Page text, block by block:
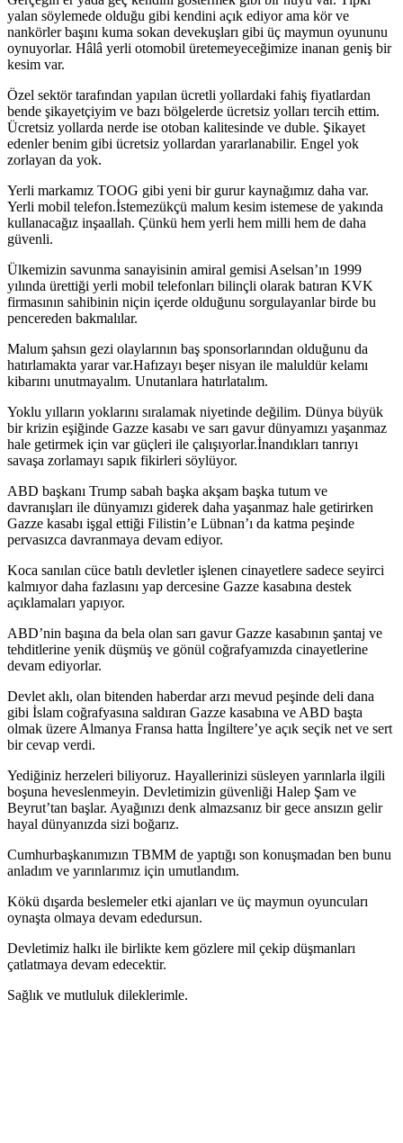
yalan söylemede olduğu gibi kendini açık ediyor ama kör ve
nankörler başını kuma sokan devekuşları gibi üç maymun oyununu
oynuyorlar. Hâlâ yerli otomobil üretemeyeceğimize inanan geniş bir
kesim var.
Özel sektör tarafından yapılan ücretli yollardaki fahiş fiyatlardan
bende şikayetçiyim ve bazı bölgelerde ücretsiz yolları tercih ettim.
Ücretsiz yollarda nerde ise otoban kalitesinde ve duble. Şikayet
edenler benim gibi ücretsiz yollardan yararlanabilir. Engel yok
zorlayan da yok.
Yerli markamız TOOG gibi yeni bir gurur kaynağımız daha var.
Yerli mobil telefon.İstemezükçü malum kesim istemese de yakında
kullanacağız inşaallah. Çünkü hem yerli hem milli hem de daha
güvenli.
Ülkemizin savunma sanayisinin amiral gemisi Aselsan’ın 1999
yılında ürettiği yerli mobil telefonları bilinçli olarak batıran KVK
firmasının sahibinin niçin içerde olduğunu sorgulayanlar birde bu
pencereden bakmalılar.
Malum şahsın gezi olaylarının baş sponsorlarından olduğunu da
hatırlamakta yarar var.Hafızayı beşer nisyan ile maluldür kelamı
kibarını unutmayalım. Unutanlara hatırlatalım.
Yoklu yılların yoklarını sıralamak niyetinde değilim. Dünya büyük
bir krizin eşiğinde Gazze kasabı ve sarı gavur dünyamızı yaşanmaz
hale getirmek için var güçleri ile çalışıyorlar.İnandıkları tanrıyı
savaşa zorlamayı sapık fikirleri söylüyor.
ABD başkanı Trump sabah başka akşam başka tutum ve
davranışları ile dünyamızı giderek daha yaşanmaz hale getirirken
Gazze kasabı işgal ettiği Filistin’e Lübnan’ı da katma peşinde
pervasızca davranmaya devam ediyor.
Koca sanılan cüce batılı devletler işlenen cinayetlere sadece seyirci
kalmıyor daha fazlasını yap dercesine Gazze kasabına destek
açıklamaları yapıyor.
ABD’nin başına da bela olan sarı gavur Gazze kasabının şantaj ve
tehditlerine yenik düşmüş ve gönül coğrafyamızda cinayetlerine
devam ediyorlar.
Devlet aklı, olan bitenden haberdar arzı mevud peşinde deli dana
gibi İslam coğrafyasına saldıran Gazze kasabına ve ABD başta
olmak üzere Almanya Fransa hatta İngiltere’ye açık seçik net ve sert
bir cevap verdi.
Yediğiniz herzeleri biliyoruz. Hayallerinizi süsleyen yarınlarla ilgili
boşuna heveslenmeyin. Devletimizin güvenliği Halep Şam ve
Beyrut’tan başlar. Ayağınızı denk almazsanız bir gece ansızın gelir
hayal dünyanızda sizi boğarız.
Cumhurbaşkanımızın TBMM de yaptığı son konuşmadan ben bunu
anladım ve yarınlarımız için umutlandım.
Kökü dışarda beslemeler etki ajanları ve üç maymun oyuncuları
oynaşta olmaya devam ededursun.
Devletimiz halkı ile birlikte kem gözlere mil çekip düşmanları
çatlatmaya devam edecektir.
Sağlık ve mutluluk dileklerimle.